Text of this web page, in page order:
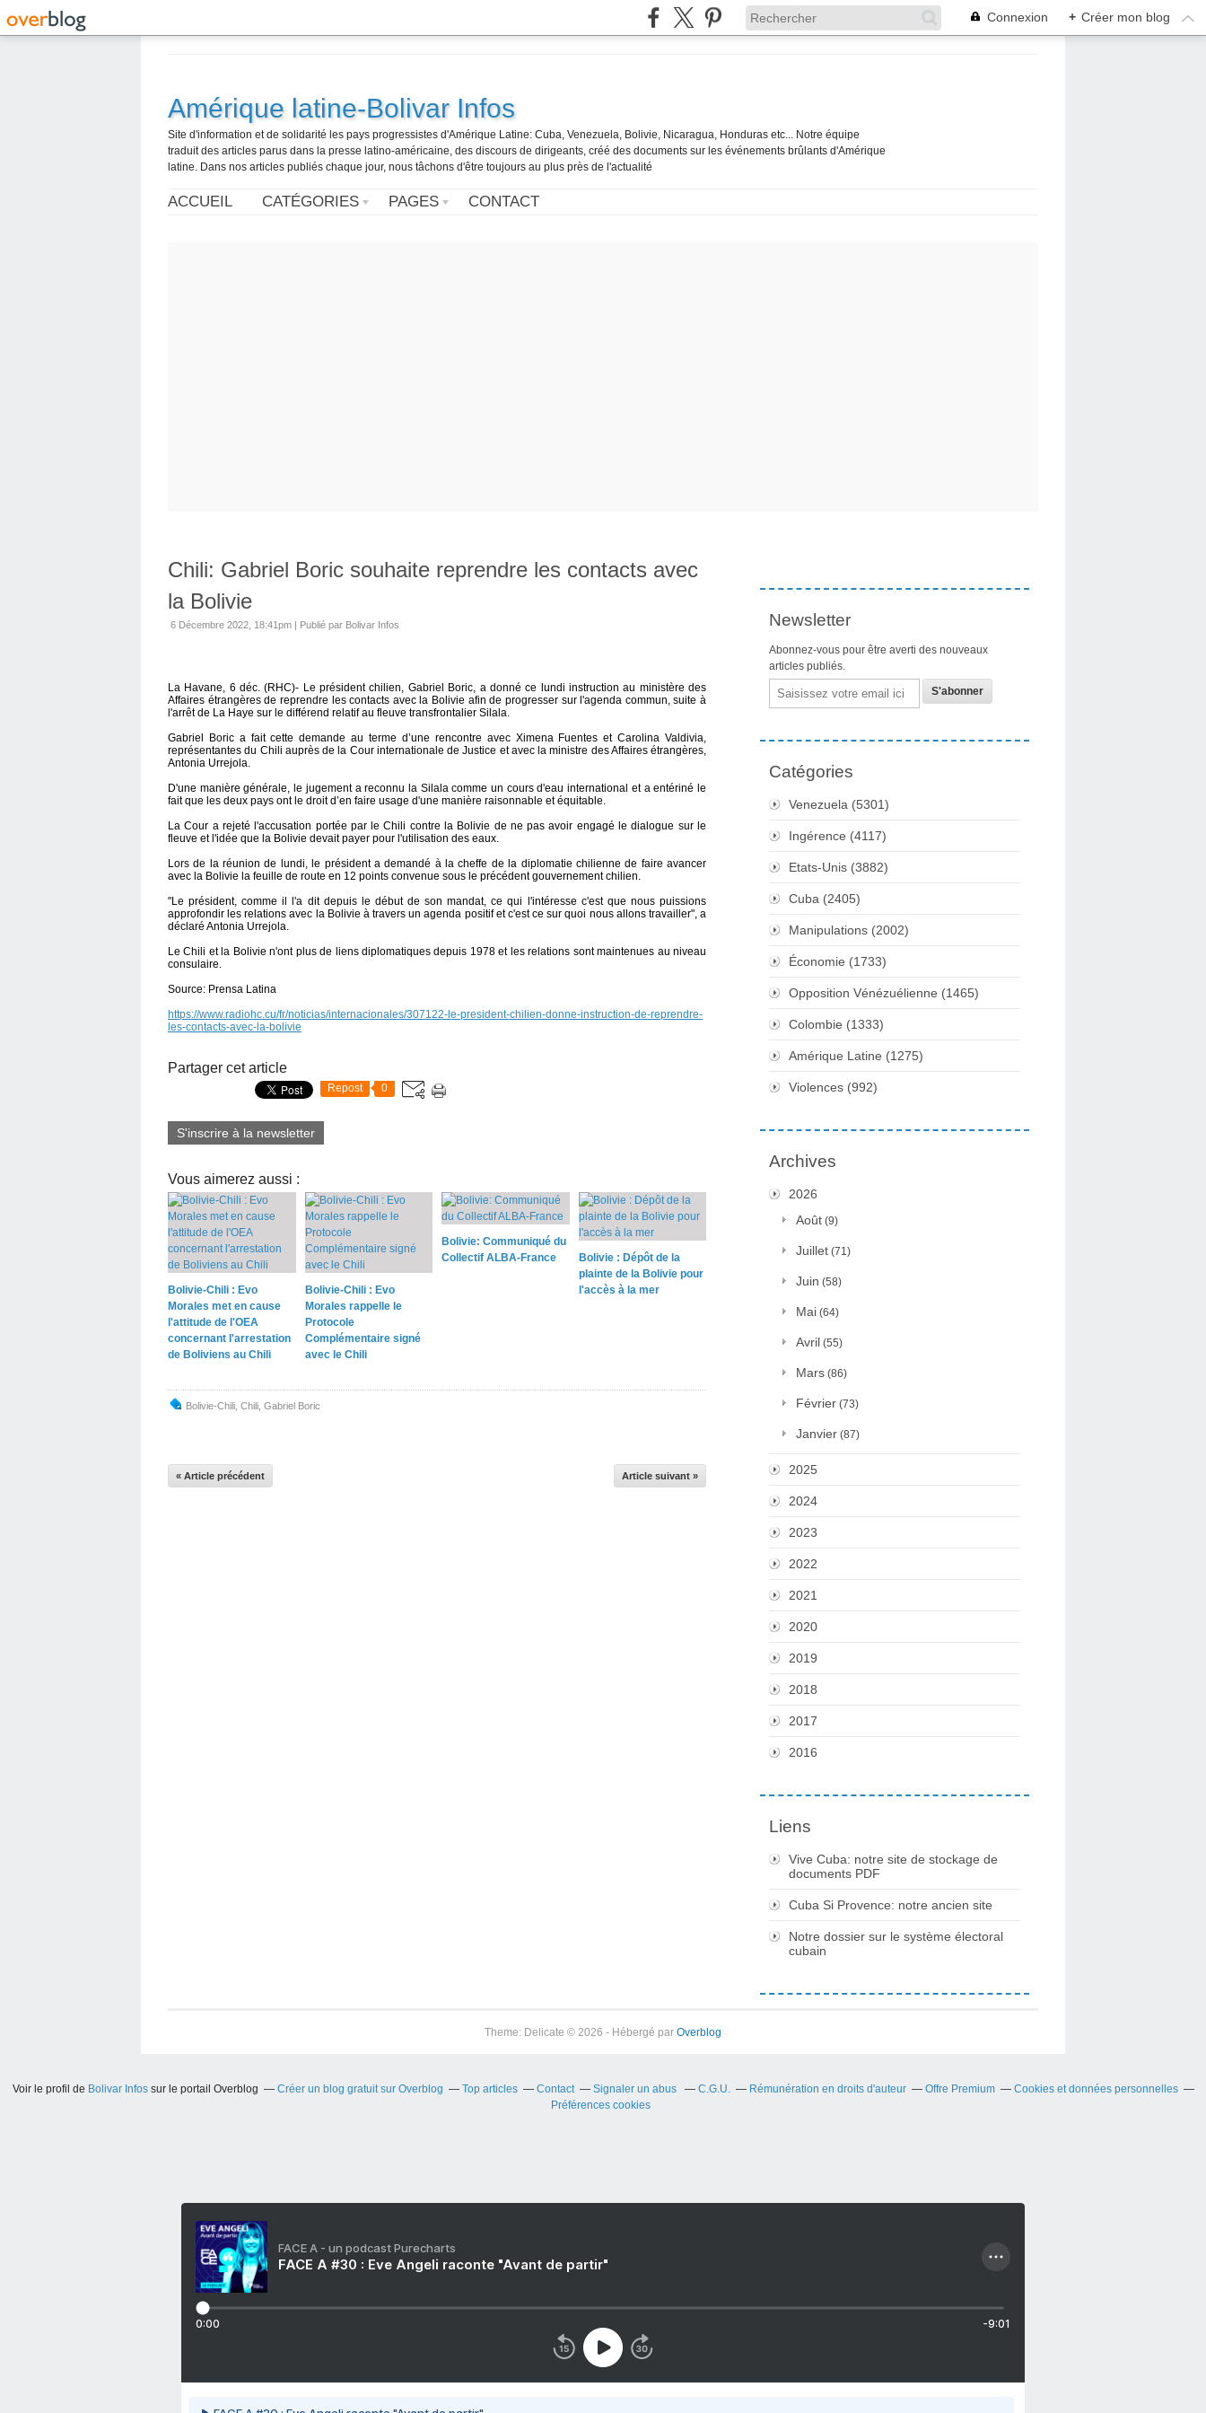
Connexion + Créer mon blog
Amérique latine-Bolivar Infos
Site d'information et de solidarité les pays progressistes d'Amérique Latine: Cuba, Venezuela, Bolivie, Nicaragua, Honduras etc... Notre équipe
traduit des articles parus dans la presse latino-américaine, des discours de dirigeants, créé des documents sur les événements brûlants d'Amérique
latine. Dans nos articles publiés chaque jour, nous tâchons d'être toujours au plus près de l'actualité
ACCUEIL CATÉGORIES PAGES CONTACT
Chili: Gabriel Boric souhaite reprendre les contacts avec
la Bolivie
6 Décembre 2022, 18:41pm | Publié par Bolivar Infos
La Havane, 6 déc. (RHC)- Le président chilien, Gabriel Boric, a donné ce lundi instruction au ministère des
Affaires étrangères de reprendre les contacts avec la Bolivie afin de progresser sur l'agenda commun, suite à
l'arrêt de La Haye sur le différend relatif au fleuve transfrontalier Silala.
Gabriel Boric a fait cette demande au terme d’une rencontre avec Ximena Fuentes et Carolina Valdivia,
représentantes du Chili auprès de la Cour internationale de Justice et avec la ministre des Affaires étrangères,
Antonia Urrejola.
D'une manière générale, le jugement a reconnu la Silala comme un cours d'eau international et a entériné le
fait que les deux pays ont le droit d’en faire usage d'une manière raisonnable et équitable.
La Cour a rejeté l'accusation portée par le Chili contre la Bolivie de ne pas avoir engagé le dialogue sur le
fleuve et l'idée que la Bolivie devait payer pour l'utilisation des eaux.
Lors de la réunion de lundi, le président a demandé à la cheffe de la diplomatie chilienne de faire avancer
avec la Bolivie la feuille de route en 12 points convenue sous le précédent gouvernement chilien.
"Le président, comme il l'a dit depuis le début de son mandat, ce qui l'intéresse c'est que nous puissions
approfondir les relations avec la Bolivie à travers un agenda positif et c'est ce sur quoi nous allons travailler", a
déclaré Antonia Urrejola.
Le Chili et la Bolivie n'ont plus de liens diplomatiques depuis 1978 et les relations sont maintenues au niveau
consulaire.
Source: Prensa Latina
https://www.radiohc.cu/fr/noticias/internacionales/307122-le-president-chilien-donne-instruction-de-reprendre-
les-contacts-avec-la-bolivie
Partager cet article
Repost 0
S'inscrire à la newsletter
Vous aimerez aussi :
Bolivie-Chili : Evo
Morales met en cause
l'attitude de l'OEA
concernant l'arrestation
de Boliviens au Chili
Bolivie-Chili : Evo
Morales rappelle le
Protocole
Complémentaire signé
avec le Chili
Bolivie: Communiqué du
Collectif ALBA-France
Bolivie : Dépôt de la
plainte de la Bolivie pour
l'accès à la mer
Bolivie-Chili Chili Gabriel Boric
« Article précédent Article suivant »
Newsletter
Abonnez-vous pour être averti des nouveaux
articles publiés.
Email
Catégories
Venezuela (5301)
Ingérence (4117)
Etats-Unis (3882)
Cuba (2405)
Manipulations (2002)
Économie (1733)
Opposition Vénézuélienne (1465)
Colombie (1333)
Amérique Latine (1275)
Violences (992)
Archives
2026
Août (9)
Juillet (71)
Juin (58)
Mai (64)
Avril (55)
Mars (86)
Février (73)
Janvier (87)
2025
2024
2023
2022
2021
2020
2019
2018
2017
2016
Liens
Vive Cuba: notre site de stockage de
documents PDF
Cuba Si Provence: notre ancien site
Notre dossier sur le système électoral
cubain
Theme: Delicate © 2026 - Hébergé par Overblog
Voir le profil de Bolivar Infossur le portail Overblog Créer un blog gratuit sur Overblog Top articles Contact Signaler un abus C.G.U. Rémunération en droits d'auteur Offre Premium
Cookies et données personnelles
Préférences cookies
FACE A - un podcast Purecharts
FACE A #30 : Eve Angeli raconte "Avant de partir"
0:00 -9:01